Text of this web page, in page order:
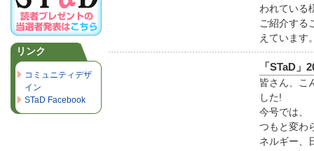
われている
ご紹介する
えています
「STaD」
皆さん、こ
した!
今号では、
つもと変わ
ネルギー、
リンク
コミュニティデザ
イン
STaD Facebook